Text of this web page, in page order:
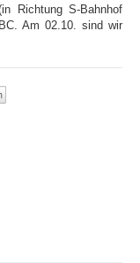
Richtung S-Bahnhof
Am 02.10. sind wir